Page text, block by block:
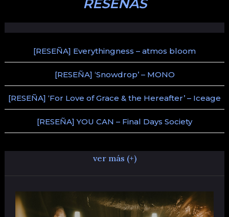
RESEÑAS
[RESEÑA] Everythingness – atmos bloom
[RESEÑA] ‘Snowdrop’ – MONO
[RESEÑA] ‘For Love of Grace & the Hereafter’ – Iceage
[RESEÑA] YOU CAN – Final Days Society
ver más (+)